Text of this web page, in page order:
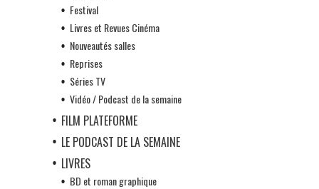
Festival
Livres et Revues Cinéma
Nouveautés salles
Reprises
Séries TV
Vidéo / Podcast de la semaine
FILM PLATEFORME
LE PODCAST DE LA SEMAINE
LIVRES
BD et roman graphique